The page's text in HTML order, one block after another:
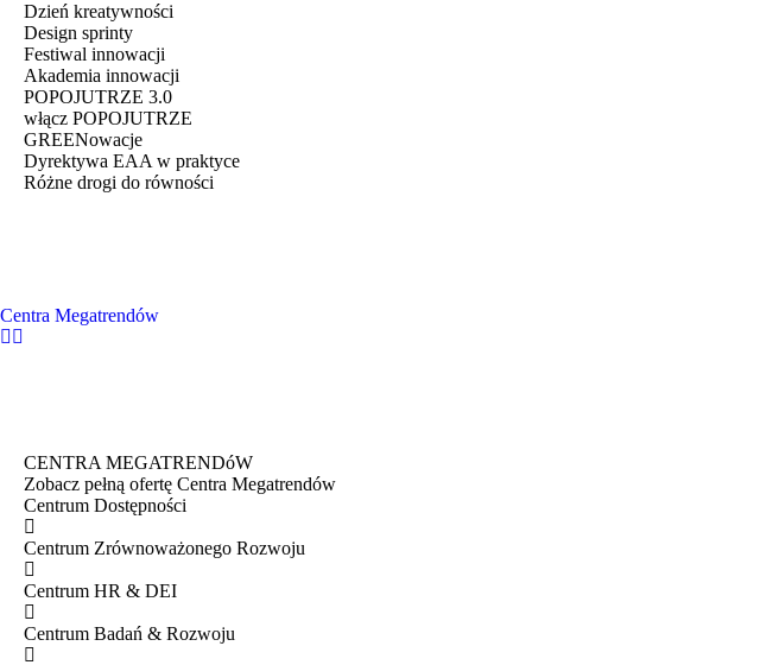
Dzień kreatywności
Design sprinty
Festiwal innowacji
Akademia innowacji
POPOJUTRZE 3.0
włącz POPOJUTRZE
GREENowacje
Dyrektywa EAA w praktyce
Różne drogi do równości
Centra Megatrendów
CENTRA MEGATRENDóW
Zobacz pełną ofertę Centra Megatrendów
Centrum Dostępności
Centrum Zrównoważonego Rozwoju
Centrum HR & DEI
Centrum Badań & Rozwoju